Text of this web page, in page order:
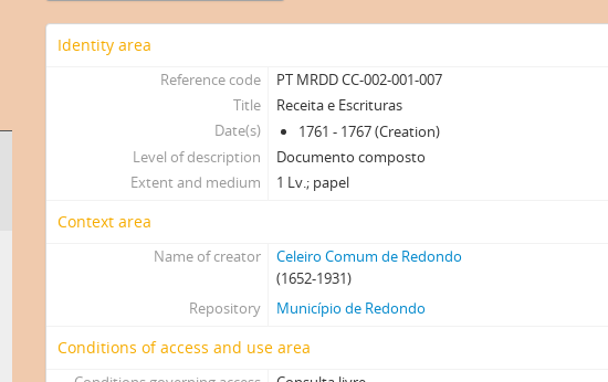
Identity area
Reference code
PT MRDD CC-002-001-007
Title
Receita e Escrituras
Date(s)
1761 - 1767 (Creation)
Level of description
Documento composto
Extent and medium
1 Lv.; papel
Context area
Name of creator
Celeiro Comum de Redondo
(1652-1931)
Repository
Município de Redondo
Conditions of access and use area